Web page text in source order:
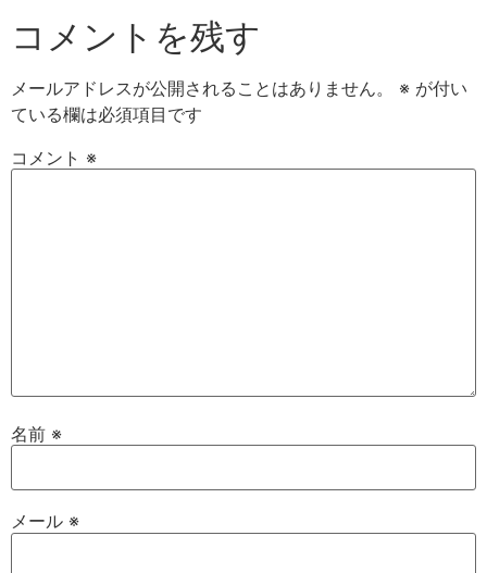
コメントを残す
メールアドレスが公開されることはありません。 ※ が付い
ている欄は必須項目です
コメント ※
名前 ※
メール ※